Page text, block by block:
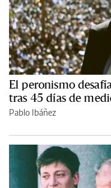
El peronismo
tras 45 días de
Pablo Ibáñez